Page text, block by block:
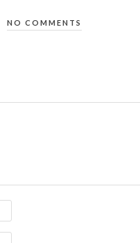
NO COMMENTS